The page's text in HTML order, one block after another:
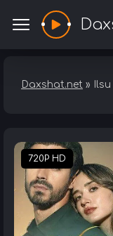
Daxshat.net » Ilsu
720P HD